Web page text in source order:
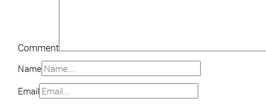
Comment
Name
Email